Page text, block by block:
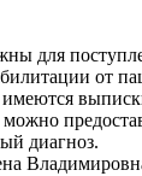
для
от
имеются
диагноз.